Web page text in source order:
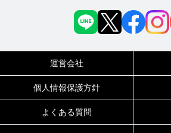
運営会社
個人情報保護方針
よくある質問